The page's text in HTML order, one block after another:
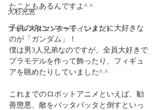
大杉光恵
フォレスタエンターテインメント
たこともあるんですよ^ ^
子供の頃にハマって、いまだに大好きな
のが「ガンダム」！
僕は男3人兄弟なのですが、全員大好きで
プラモデルを作って飾ったり、フィギュ
アを眺めたりしていました^ ^
これまでのロボットアニメといえば、勧
善懲悪、敵をバッタバッタと倒すといっ